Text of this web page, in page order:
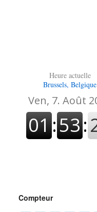
Heure actuelle
Brussels, Belgique
Compteur